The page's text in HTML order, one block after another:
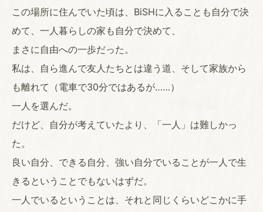
この場所に住んでいた頃は、BiSHに入ることも自分で決
めて、一人暮らしの家も自分で決めて、
まさに自由への一歩だった。
私は、自ら進んで友人たちとは違う道、そして家族から
も離れて（電車で30分ではあるが……）
一人を選んだ。
だけど、自分が考えていたより、「一人」は難しかっ
た。
良い自分、できる自分、強い自分でいることが一人で生
きるということでもないはずだ。
一人でいるということは、それと同じくらいどこかに手